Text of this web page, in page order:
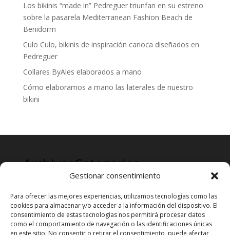
Gestionar consentimiento
Para ofrecer las mejores experiencias, utilizamos tecnologías como las
cookies para almacenar y/o acceder a la información del dispositivo. El
consentimiento de estas tecnologías nos permitirá procesar datos
como el comportamiento de navegación o las identificaciones únicas
en este sitio. No consentir o retirar el consentimiento, puede afectar
Los bikinis “made in” Pedreguer triunfan en su estreno
sobre la pasarela Mediterranean Fashion Beach de
Benidorm
Culo Culo, bikinis de inspiración carioca diseñados en
Pedreguer
Collares ByAles elaborados a mano
Cómo elaboramos a mano las laterales de nuestro
bikini
ArchivesCategories
Prensa